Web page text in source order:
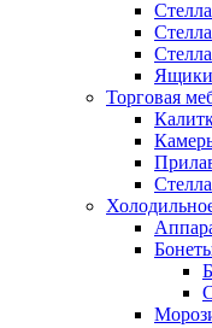
Ящики
Торговая